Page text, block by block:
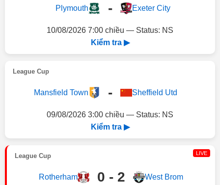
Plymouth - Exeter City
10/08/2026 7:00 chiều — Status: NS
Kiểm tra ▶
League Cup
Mansfield Town - Sheffield Utd
09/08/2026 3:00 chiều — Status: NS
Kiểm tra ▶
League Cup LIVE
Rotherham 0 - 2 West Brom